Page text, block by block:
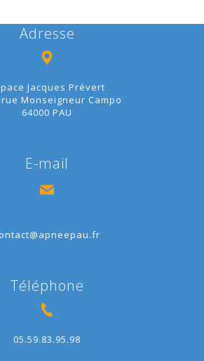
Adresse
Jacques Prévert
Monseigneur Campo
64000 PAU
E-mail
Téléphone
05.59.83.95.98